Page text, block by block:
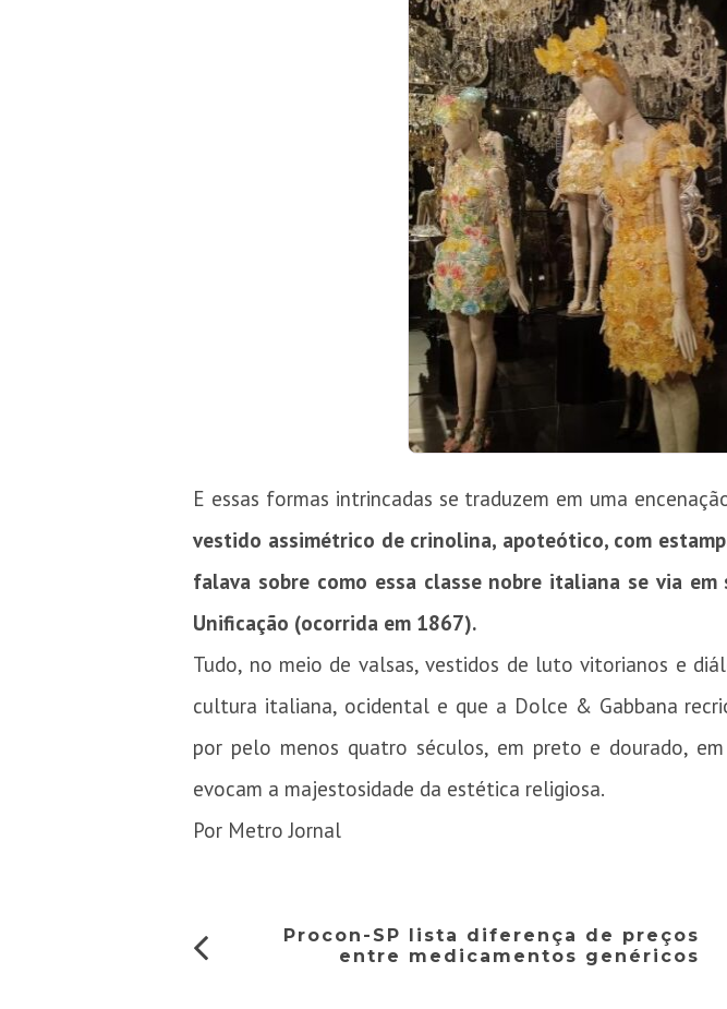
E essas formas intrincadas se traduzem em uma
vestido assimétrico de crinolina, apoteótico, com
falava sobre como essa classe nobre italiana se via
Unificação (ocorrida em 1867).
Tudo, no meio de valsas, vestidos de luto vitorianos e
cultura italiana, ocidental e que a Dolce & Gabbana
por pelo menos quatro séculos, em preto e dourado,
evocam a majestosidade da estética religiosa.
Por Metro Jornal
Procon-SP lista diferença de preços
entre medicamentos genéricos